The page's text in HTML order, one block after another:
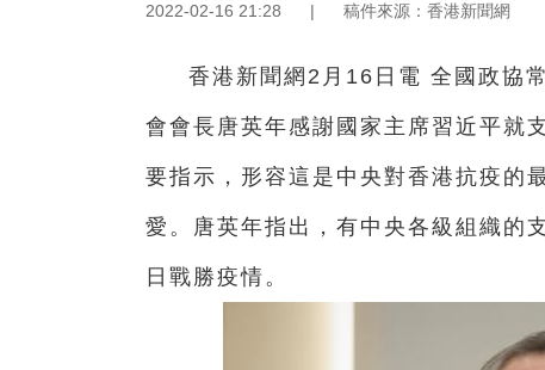
2022-02-16 21:28 | 稿件來源：香港新聞網
香港新聞網2月16日電 全國政協
會會長唐英年感謝國家主席習近平就
要指示，形容這是中央對香港抗疫的
愛。唐英年指出，有中央各級組織的
日戰勝疫情。